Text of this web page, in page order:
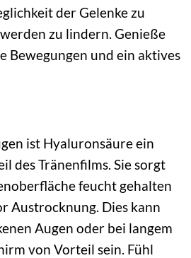
der Gelenke zu
zu lindern. Genieße
Bewegungen und ein aktives
ist Hyaluronsäure ein
des Tränenfilms. Sie sorgt
feucht gehalten
Austrocknung. Dies kann
Augen oder bei langem
von Vorteil sein. Fühl